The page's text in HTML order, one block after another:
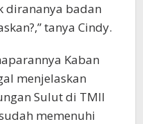
dirananya badan
tanya Cindy.
Kaban
menjelaskan
Sulut di TMII
memenuhi